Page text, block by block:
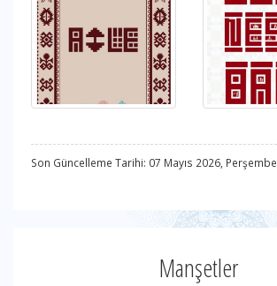
Son Güncelleme Tarihi: 07 Mayıs 2026, Perşembe
Manşetler